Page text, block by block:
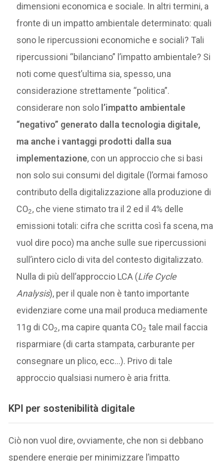
dimensioni economica e sociale. In altri termini, a
fronte di un impatto ambientale determinato: quali
sono le ripercussioni economiche e sociali? Tali
ripercussioni “bilanciano” l’impatto ambientale? Si
noti come quest’ultima sia, spesso, una
considerazione strettamente “politica”.
considerare non solo l’impatto ambientale
“negativo” generato dalla tecnologia digitale,
ma anche i vantaggi prodotti dalla sua
implementazione, con un approccio che si basi
non solo sui consumi del digitale (l’ormai famoso
contributo della digitalizzazione alla produzione di
CO2, che viene stimato tra il 2 ed il 4% delle
emissioni totali: cifra che scritta così fa scena, ma
vuol dire poco) ma anche sulle sue ripercussioni
sull’intero ciclo di vita del contesto digitalizzato.
Nulla di più dell’approccio LCA (Life Cycle
Analysis), per il quale non è tanto importante
evidenziare come una mail produca mediamente
11g di CO2, ma capire quanta CO2 tale mail faccia
risparmiare (di carta stampata, carburante per
consegnare un plico, ecc…). Privo di tale
approccio qualsiasi numero è aria fritta.
KPI per sostenibilità digitale
Ciò non vuol dire, ovviamente, che non si debbano
spendere energie per minimizzare l’impatto